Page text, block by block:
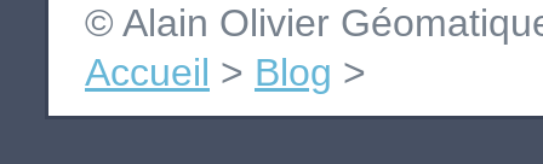
© Alain Olivier
Accueil > Blog >